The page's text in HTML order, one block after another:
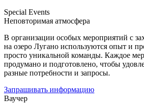
Special Events
Неповторимая атмосфера
В организации особых мероприятий с
на озеро Лугано используются опыт и
просто уникальной команды. Каждое
продумано и подготовлено, чтобы
разные потребности и запросы.
Запрашивать информацию
Ваучер